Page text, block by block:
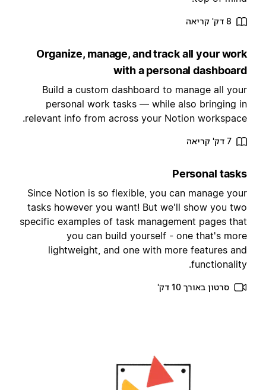
8 דק' קריאה
Organize, manage, and track all your
with a personal
Build a custom dashboard to manage all
personal work tasks — while also bringing
relevant info from across your Notion
Personal
Since Notion is so flexible, you can manage
tasks however you want! But we'll show you
specific examples of task management pages
you can build yourself - one that's
lightweight, and one with more features
סרטון באורך 10 דק'